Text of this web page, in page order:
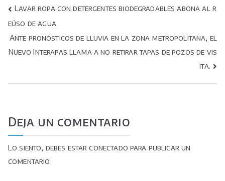
Navegación
de
entradas
Lavar ropa con detergentes biodegradables abona al r
eúso de agua.
Ante pronósticos de lluvia en la zona metropolitana, el
Nuevo Interapas llama a no retirar tapas de pozos de vis
ita.
Deja un comentario
Lo siento, debes estarconectado para publicar un
comentario.